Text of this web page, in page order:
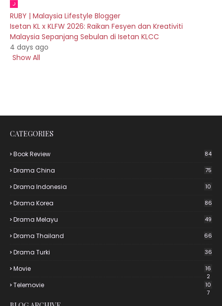
RUBY | Malaysia Lifestyle Blogger
Isetan KL x KLFW 2026: Raikan Fesyen dan Kreativiti
Malaysia Sepanjang Sebulan di Isetan KLCC
4 days ago
Show All
CATEGORIES
Book Review 84
Drama China 75
Drama Indonesia 10
Drama Korea 86
Drama Melayu 49
Drama Thailand 66
Drama Turki 36
Movie
16
2
Telemovie
10
7